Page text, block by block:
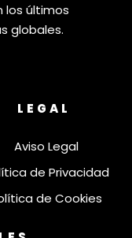
los últimos
globales.
LEGAL
Aviso Legal
de Privacidad
de Cookies